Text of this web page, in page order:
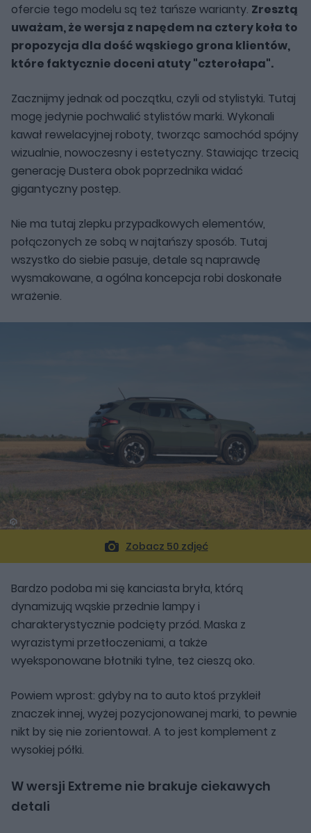
ofercie tego modelu są też tańsze warianty. Zresztą
uważam, że wersja z napędem na cztery koła to
propozycja dla dość wąskiego grona klientów,
które faktycznie doceni atuty "czterołapa".
Zacznijmy jednak od początku, czyli od stylistyki. Tutaj
mogę jedynie pochwalić stylistów marki. Wykonali
kawał rewelacyjnej roboty, tworząc samochód spójny
wizualnie, nowoczesny i estetyczny. Stawiając trzecią
generację Dustera obok poprzednika widać
gigantyczny postęp.
Nie ma tutaj zlepku przypadkowych elementów,
połączonych ze sobą w najtańszy sposób. Tutaj
wszystko do siebie pasuje, detale są naprawdę
wysmakowane, a ogólna koncepcja robi doskonałe
wrażenie.
Zobacz 50 zdjęć
Bardzo podoba mi się kanciasta bryła, którą
dynamizują wąskie przednie lampy i
charakterystycznie podcięty przód. Maska z
wyrazistymi przetłoczeniami, a także
wyeksponowane błotniki tylne, też cieszą oko.
Powiem wprost: gdyby na to auto ktoś przykleił
znaczek innej, wyżej pozycjonowanej marki, to pewnie
nikt by się nie zorientował. A to jest komplement z
wysokiej półki.
W wersji Extreme nie brakuje ciekawych
detali